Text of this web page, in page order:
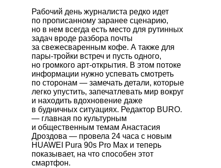
Рабочий день журналиста редко идет
по прописанному заранее сценарию,
но в нем всегда есть место для рутинных
задач вроде разбора почты
за свежесваренным кофе. А также для
пары-тройки встреч и пусть одного,
но громкого арт-открытия. В этом потоке
информации нужно успевать смотреть
по сторонам — замечать детали, которые
легко упустить, запечатлевать мир вокруг
и находить вдохновение даже
в будничных ситуациях. Редактор BURO.
— главная по культурным
и общественным темам Анастасия
Дроздова — провела 24 часа с новым
HUAWEI Pura 90s Pro Max и теперь
показывает, на что способен этот
смартфон.